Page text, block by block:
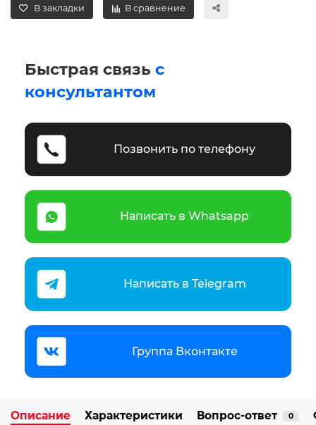
В закладки В сравнение
Быстрая связь с
консультантом
Позвонить по телефону
Написать в Whatsapp
Написать в Telegram
Группа Вконтакте
Описание Характеристики Вопрос-ответ 0